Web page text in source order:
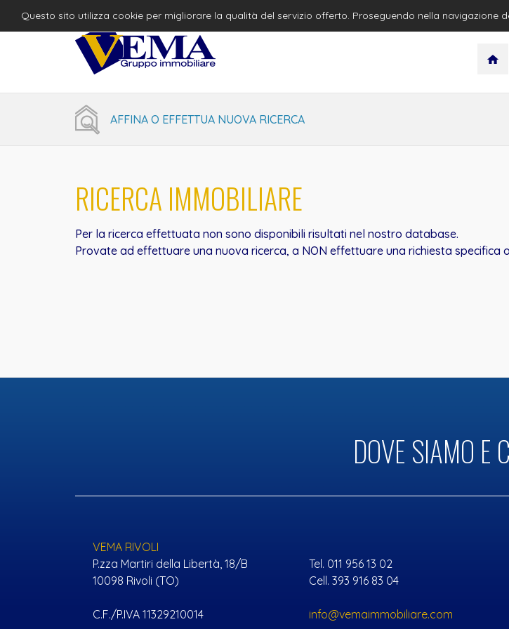
AFFINA O EFFETTUA NUOVA RICERCA
Salva la tua ricerca
Inserisci la tua email nell'apposito campo,
RICERCA IMMOBILIARE
Per la ricerca effettuata non sono disponibili risultati nel nostro database.
Provate ad effettuare una nuova ricerca, a NON effettuare una richiesta specifica
DOVE SIAMO E
VEMA RIVOLI
P.zza Martiri della Libertà, 18/B
10098 Rivoli (TO)
C.F./P.IVA 11329210014
Tel. 011 956 13 02
Cell. 393 916 83 04
info@vemaimmobiliare.com
Questo sito utilizza cookie per migliorare la qualità del servizio offerto. Proseguendo nella navigazione